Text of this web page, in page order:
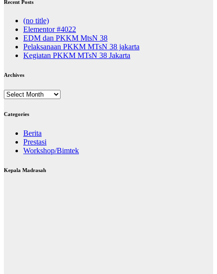
Recent Posts
(no title)
Elementor #4022
EDM dan PKKM MtsN 38
Pelaksanaan PKKM MTsN 38 jakarta
Kegiatan PKKM MTsN 38 Jakarta
Archives
Archives
Categories
Berita
Prestasi
Workshop/Bimtek
Kepala Madrasah